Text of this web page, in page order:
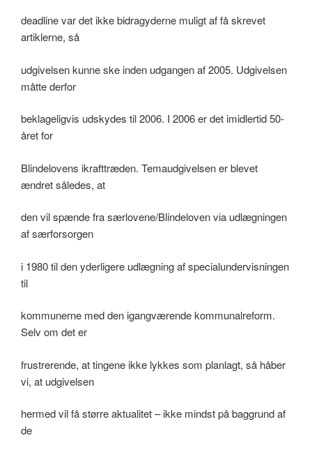
deadline var det ikke bidragyderne muligt af få skrevet
artiklerne, så
udgivelsen kunne ske inden udgangen af 2005. Udgivelsen
måtte derfor
beklageligvis udskydes til 2006. I 2006 er det imidlertid 50-
året for
Blindelovens ikrafttræden. Temaudgivelsen er blevet
ændret således, at
den vil spænde fra særlovene/Blindeloven via udlægningen
af særforsorgen
i 1980 til den yderligere udlægning af specialundervisningen
til
kommunerne med den igangværende kommunalreform.
Selv om det er
frustrerende, at tingene ikke lykkes som planlagt, så håber
vi, at udgivelsen
hermed vil få større aktualitet – ikke mindst på baggrund af
de